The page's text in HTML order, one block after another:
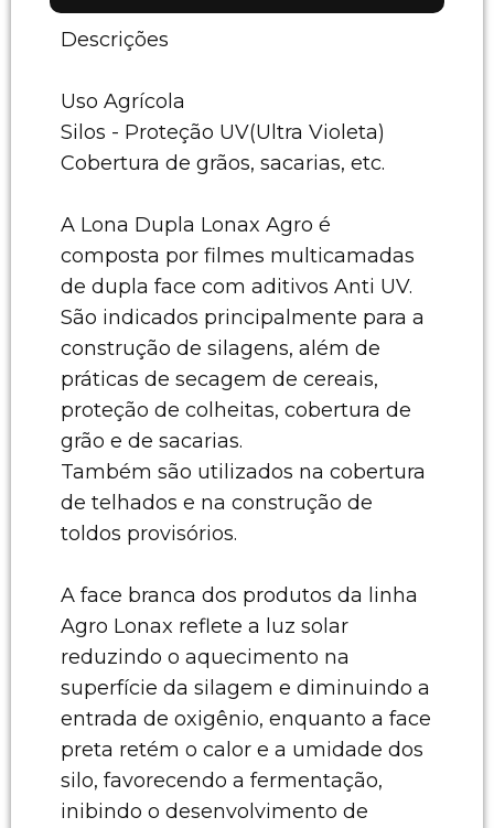
Descrições
Uso Agrícola
Silos - Proteção UV(Ultra Violeta)
Cobertura de grãos, sacarias, etc.
A Lona Dupla Lonax Agro é
composta por filmes multicamadas
de dupla face com aditivos Anti UV.
São indicados principalmente para a
construção de silagens, além de
práticas de secagem de cereais,
proteção de colheitas, cobertura de
grão e de sacarias.
Também são utilizados na cobertura
de telhados e na construção de
toldos provisórios.
A face branca dos produtos da linha
Agro Lonax reflete a luz solar
reduzindo o aquecimento na
superfície da silagem e diminuindo a
entrada de oxigênio, enquanto a face
preta retém o calor e a umidade dos
silo, favorecendo a fermentação,
inibindo o desenvolvimento de